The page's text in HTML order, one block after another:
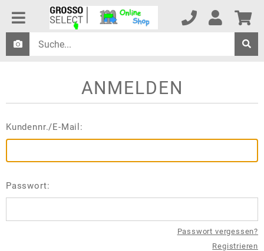
ANMELDEN
Kundennr./E-Mail:
Passwort:
Passwort vergessen?
Registrieren